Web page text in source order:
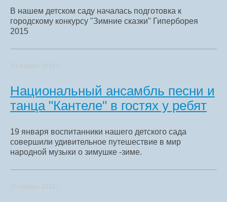
В нашем детском саду началась подготовка к
городскому конкурсу "Зимние сказки" Гиперборея
2015
20 января 2015 г.
Национальный ансамбль песни и
танца "Кантеле" в гостях у ребят
19 января воспитанники нашего детского сада
совершили удивительное путешествие в мир
народной музыки о зимушке -зиме.
15 января 2015 г.